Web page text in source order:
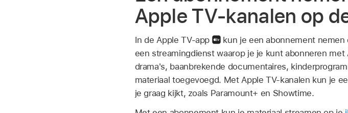
Apple TV-kanalen op
In de Apple TV-app
kun je een abonnement nemen
een streamingdienst waarop je je kunt abonneren
drama's, baanbrekende documentaires,
materiaal toegevoegd. Met Apple TV-kanalen kun je
je graag kijkt, zoals Paramount+ en Showtime.